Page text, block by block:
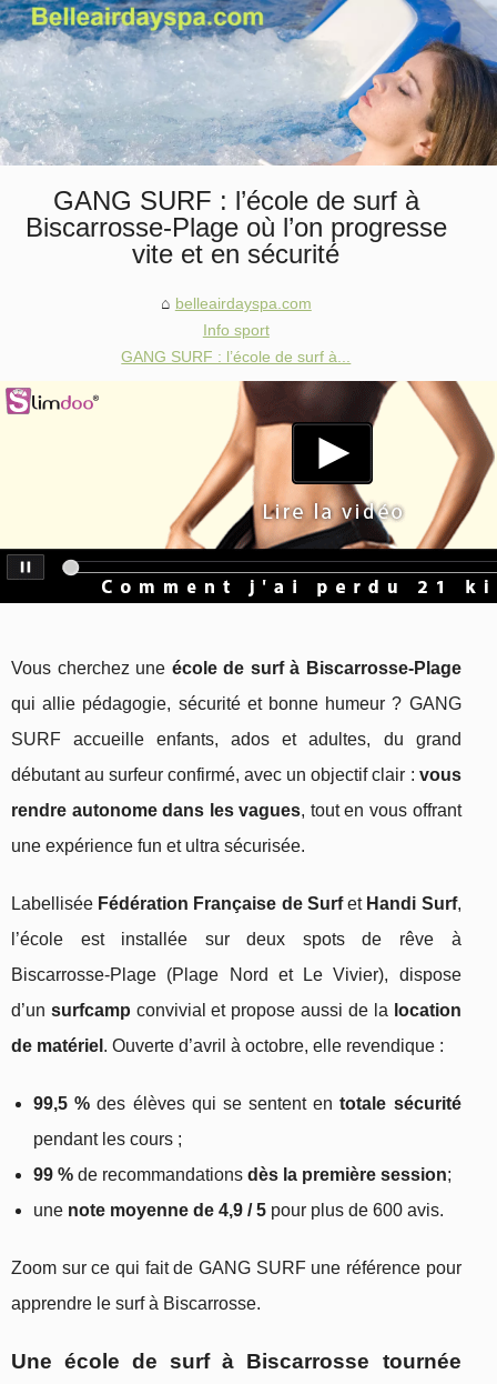
GANG SURF : l’école de surf à
Biscarrosse‑Plage où l’on progresse
vite et en sécurité
belleairdayspa.com
Info sport
GANG SURF : l’école de surf à...
Vous cherchez une école de surf à Biscarrosse‑Plage
qui allie pédagogie, sécurité et bonne humeur ? GANG
SURF accueille enfants, ados et adultes, du grand
débutant au surfeur confirmé, avec un objectif clair : vous
rendre autonome dans les vagues, tout en vous offrant
une expérience fun et ultra sécurisée.
Labellisée Fédération Française de Surfet Handi Surf,
l’école est installée sur deux spots de rêve à
Biscarrosse‑Plage (Plage Nord et Le Vivier), dispose
d’un surfcamp convivial et propose aussi de la location
de matériel . Ouverte d’avril à octobre, elle revendique :
99,5 % des élèves qui se sentent entotale sécurité
pendant les cours ;
99 % de recommandations dès la première session;
une note moyenne de 4,9 / 5 pour plus de 600 avis.
Zoom sur ce qui fait de GANG SURF une référence pour
apprendre le surf à Biscarrosse.
Une école de surf à Biscarrosse tournée